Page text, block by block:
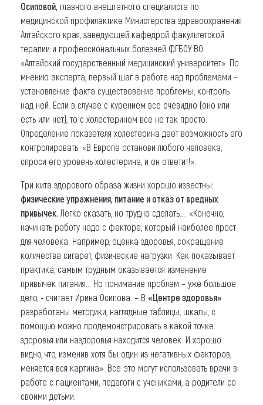
Осиповой, главного внештатного специалиста по
медицинской профилактике Министерства здравоохранения
Алтайского края, заведующей кафедрой факультетской
терапии и профессиональных болезней ФГБОУ ВО
«Алтайский государственный медицинский университет». По
мнению эксперта, первый шаг в работе над проблемами –
установление факта существование проблемы, контроль
над ней. Если в случае с курением все очевидно (оно или
есть или нет), то с холестерином все не так просто.
Определение показателя холестерина дает возможность его
контролировать. «В Европе останови любого человека,
спроси его уровень холестерина, и он ответит!».
Три кита здорового образа жизни хорошо известны:
физические упражнения, питание и отказ от вредных
привычек. Легко сказать, но трудно сделать…. «Конечно,
начинать работу надо с фактора, который наиболее прост
для человека. Например, оценка здоровья, сокращение
количества сигарет, физические нагрузки. Как показывает
практика, самым трудным оказывается изменение
привычек питания… Но понимание проблем – уже большое
дело, - считает Ирина Осипова. – В «Центре здоровья»
разработаны методики, наглядные таблицы, шкалы, с
помощью можно продемонстрировать в какой точке
здоровья или наздоровья находится человек. И хорошо
видно, что, изменив хотя бы один из негативных факторов,
меняется вся картина». Все это могут использовать врачи в
работе с пациентами, педагоги с учениками, а родители со
своими детьми.